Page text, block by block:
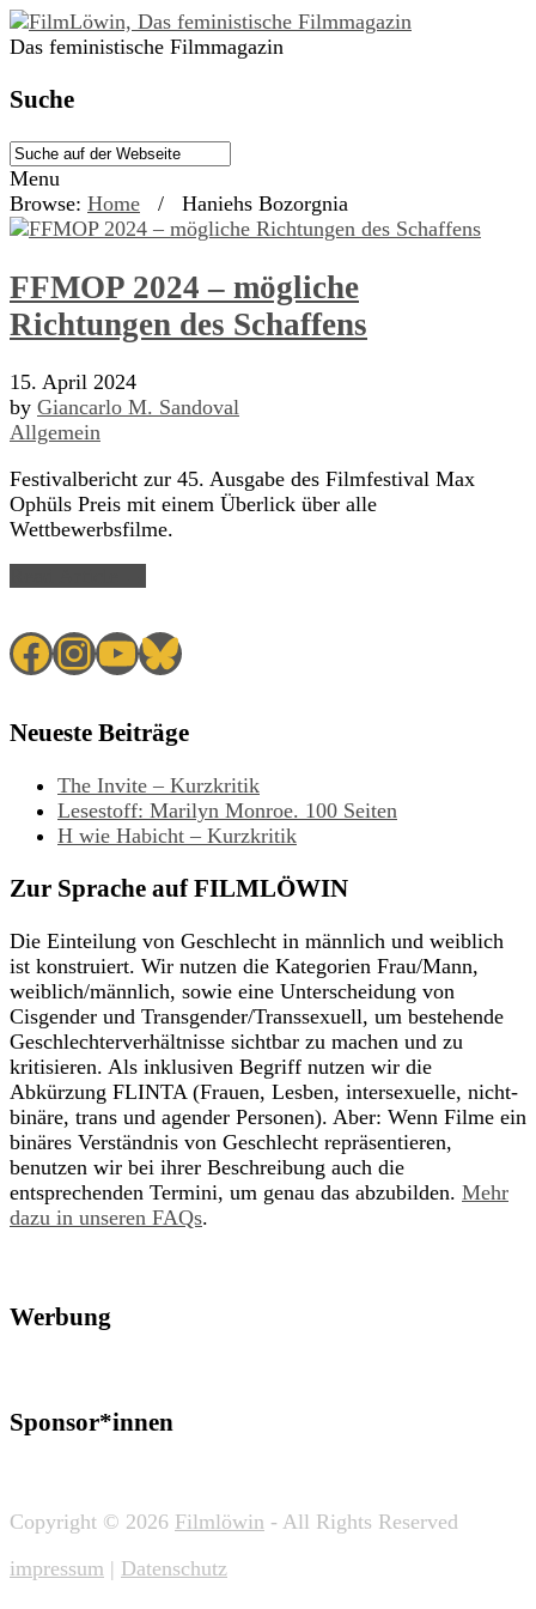
Das feministische Filmmagazin
Suche
Menu
Browse: Home / Haniehs Bozorgnia
FFMOP 2024 – mögliche
Richtungen des Schaffens
15. April 2024
by Giancarlo M. Sandoval
Allgemein
Festivalbericht zur 45. Ausgabe des Filmfestival Max
Ophüls Preis mit einem Überlick über alle
Wettbewerbsfilme.
Facebook
Instagram
YouTube
Bluesky
Neueste Beiträge
The Invite – Kurzkritik
Lesestoff: Marilyn Monroe. 100 Seiten
H wie Habicht – Kurzkritik
Zur Sprache auf FILMLÖWIN
Die Einteilung von Geschlecht in männlich und weiblich
ist konstruiert. Wir nutzen die Kategorien Frau/Mann,
weiblich/männlich, sowie eine Unterscheidung von
Cisgender und Transgender/Transsexuell, um bestehende
Geschlechterverhältnisse sichtbar zu machen und zu
kritisieren. Als inklusiven Begriff nutzen wir die
Abkürzung FLINTA (Frauen, Lesben, intersexuelle, nicht-
binäre, trans und agender Personen). Aber: Wenn Filme ein
binäres Verständnis von Geschlecht repräsentieren,
benutzen wir bei ihrer Beschreibung auch die
entsprechenden Termini, um genau das abzubilden. Mehr
dazu in unseren FAQs.
Werbung
Sponsor*innen
Copyright © 2026 Filmlöwin - All Rights Reserved
impressum | Datenschutz